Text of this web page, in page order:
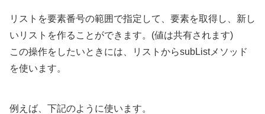
リストを要素番号の範囲で指定して、要素を取得し、新し
いリストを作ることができます。(値は共有されます)
この操作をしたいときには、リストからsubListメソッド
を使います。
例えば、下記のように使います。